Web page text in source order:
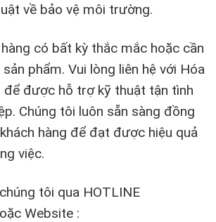
về bảo vệ môi trường.
có bất kỳ thắc mắc hoặc cần
phẩm. Vui lòng liên hệ với Hóa
để được hỗ trợ kỹ thuật tận tình
Chúng tôi luôn sẵn sàng đồng
hàng để đạt được hiệu quả
việc.
tôi qua HOTLINE
Website :